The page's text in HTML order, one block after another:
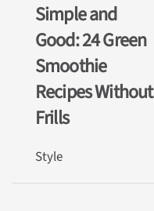
Simple and
Good: 24 Green
Smoothie
Recipes Without
Frills
Style